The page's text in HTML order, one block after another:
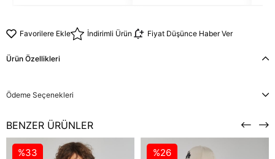
Favorilere Ekle İndirimli Ürün Fiyat Düşünce Haber Ver
Ürün Özellikleri
Ödeme Seçenekleri
BENZER ÜRÜNLER
%33 %26